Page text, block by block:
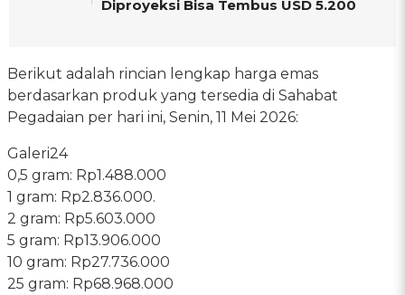
Diproyeksi Bisa Tembus USD 5.200
Berikut adalah rincian lengkap harga emas
berdasarkan produk yang tersedia di Sahabat
Pegadaian per hari ini, Senin, 11 Mei 2026:
Galeri24
0,5 gram: Rp1.488.000
1 gram: Rp2.836.000.
‎2 gram: Rp5.603.000
‎5 gram: Rp13.906.000
‎10 gram: Rp27.736.000
‎25 gram: Rp68.968.000